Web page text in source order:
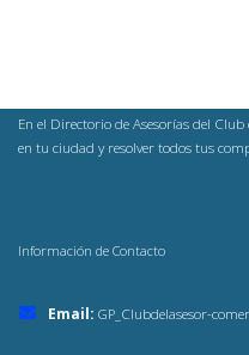
En el Directorio de Asesorías del
en tu ciudad y resolver todos tus
Información de Contacto
Email: GP_Clubdelasesor-